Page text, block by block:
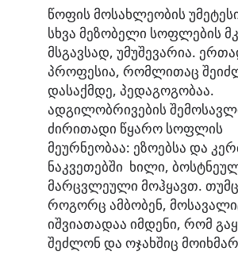
წოფის მოსახლეობის
სხვა მეზობელი სოფლების
მსგავსად, უმუშევარია.
პროფესია, რომლითაც
დასაქმდე, პედაგოგობაა.
ადგილობრივების
ძირითადი წყარო სოფლის
მეურნეობაა: ეზოებსა და
ნაკვეთებში ხილი,
მარცვლეული მოჰყავთ.
როგორც ამბობენ,
იშვიათადაა იმდენი, რომ
შეძლონ და ოჯახშიც